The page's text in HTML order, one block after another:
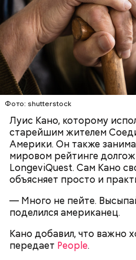
Фото: shutterstock
Луис Кано, которому
старейшим жителем
Америки. Он также
мировом рейтинге
LongeviQuest. Сам Кано
объясняет просто и
— Много не пейте.
поделился американец.
Кано добавил, что важно
передает People.
День малины со
День малины со сливками
честь вкусового
В этот праздник люди
сливками, но и другие
двух ингредиентов. Их
или сделать
родными и близкими.
брынза;
растительное масло;
помидоры черри либо
(это можно сделать на
похожими на спагетти, и
Дальше нужно добавить
масла, соль, а сверху
порезанную брынзу.
черри или грунтовые, —
— Там может содержаться
нитратов, которое
гипоксию и ухудшение
предостерегла